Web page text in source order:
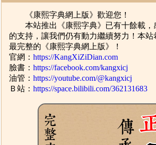
《康熙字典網上版》歡迎您！
本站推出《康熙字典》已有十餘載，
的支持，讓我們仍有動力繼續努力！本
最完整的《康熙字典網上版》！
官網：https://KangXiZiDian.com
臉書：https://facebook.com/kangxicj
油管：https://youtube.com/@kangxicj
Ｂ站：https://space.bilibili.com/362131683